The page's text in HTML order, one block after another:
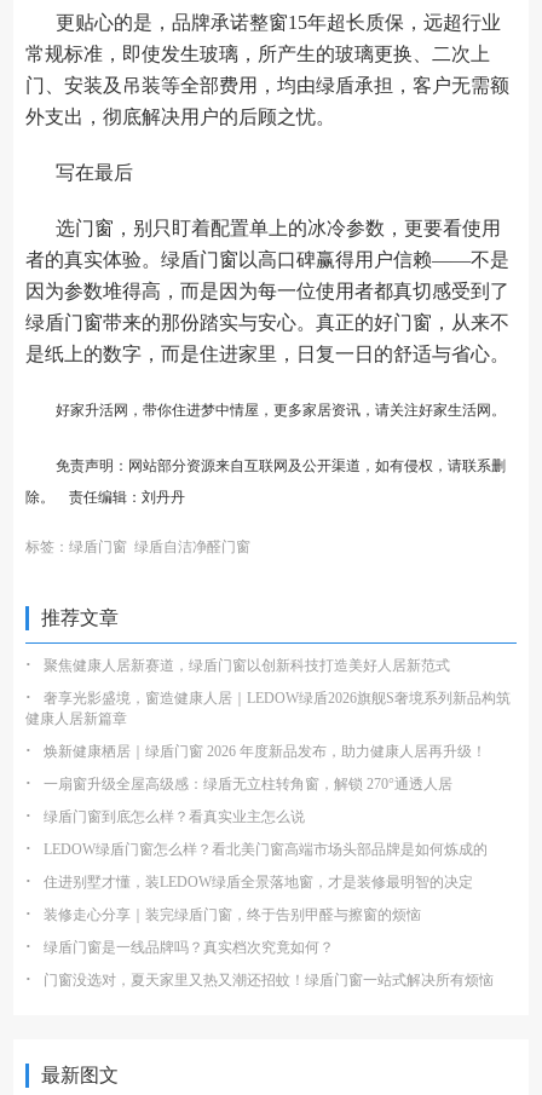
更贴心的是，品牌承诺整窗15年超长质保，远超行业
常规标准，即使发生玻璃，所产生的玻璃更换、二次上
门、安装及吊装等全部费用，均由绿盾承担，客户无需额
外支出，彻底解决用户的后顾之忧。
写在最后
选门窗，别只盯着配置单上的冰冷参数，更要看使用
者的真实体验。绿盾门窗以高口碑赢得用户信赖——不是
因为参数堆得高，而是因为每一位使用者都真切感受到了
绿盾门窗带来的那份踏实与安心。真正的好门窗，从来不
是纸上的数字，而是住进家里，日复一日的舒适与省心。
好家升活网，带你住进梦中情屋，更多家居资讯，请关注好家生活网 。
免责声明：网站部分资源来自互联网及公开渠道，如有侵权，请联系删
除。 责任编辑：刘丹丹
标签：绿盾门窗 绿盾自洁净醛门窗
推荐文章
· 聚焦健康人居新赛道，绿盾门窗以创新科技打造美好人居新范式
·
奢享光影盛境，窗造健康人居｜LEDOW绿盾2026旗舰S奢境系列新品构筑
健康人居新篇章
· 焕新健康栖居｜绿盾门窗 2026 年度新品发布，助力健康人居再升级！
· 一扇窗升级全屋高级感：绿盾无立柱转角窗，解锁 270°通透人居
· 绿盾门窗到底怎么样？看真实业主怎么说
· LEDOW绿盾门窗怎么样？看北美门窗高端市场头部品牌是如何炼成的
· 住进别墅才懂，装LEDOW绿盾全景落地窗，才是装修最明智的决定
· 装修走心分享｜装完绿盾门窗，终于告别甲醛与擦窗的烦恼
· 绿盾门窗是一线品牌吗？真实档次究竟如何？
· 门窗没选对，夏天家里又热又潮还招蚊！绿盾门窗一站式解决所有烦恼
最新图文